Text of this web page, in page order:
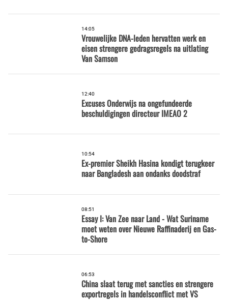
14:05
Vrouwelijke DNA-leden hervatten werk en
eisen strengere gedragsregels na uitlating
Van Samson
12:40
Excuses Onderwijs na ongefundeerde
beschuldigingen directeur IMEAO 2
10:54
Ex-premier Sheikh Hasina kondigt terugkeer
naar Bangladesh aan ondanks doodstraf
08:51
Essay I: Van Zee naar Land - Wat Suriname
moet weten over Nieuwe Raffinaderij en Gas-
to-Shore
06:53
China slaat terug met sancties en strengere
exportregels in handelsconflict met VS